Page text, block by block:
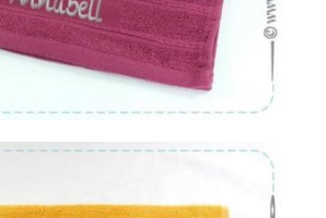
Von:€16.22